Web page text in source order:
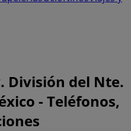
División del Nte.
- Teléfonos,